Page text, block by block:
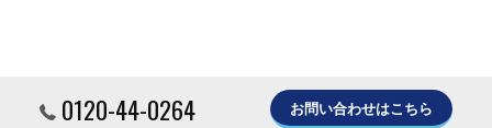
0120-44-0264 お問い合わせはこちら